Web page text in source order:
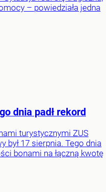
– powiedziała jedna
dnia padł rekord
turystycznymi ZUS
był 17 sierpnia. Tego dnia
bonami na łączną kwotę